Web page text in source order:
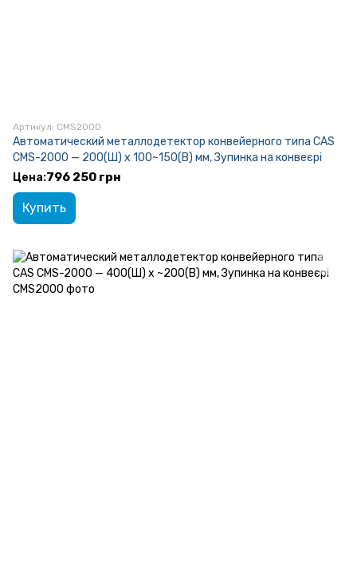
Артикул: CMS2000
Автоматический металлодетектор конвейерного типа CAS
CMS-2000 — 200(Ш) x 100~150(В) мм, Зупинка на конвеєрі
796 250 грн
Купить